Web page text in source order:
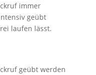
immer
geübt
laufen lässt.
geübt werden